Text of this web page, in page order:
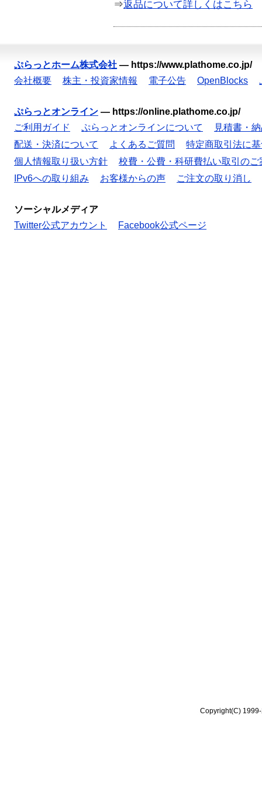
⇒返品について詳しくはこちら
ぷらっとホーム株式会社 — https://www.plathome.co.jp/
会社概要
株主・投資家情報 電子公告 OpenBlocks
ぷらっとオンライン — https://online.plathome.co.jp/
ご利用ガイド
ぷらっとオンラインについて
見積書・
配送・決済について
よくあるご質問
特定商取引法に
個人情報取り扱い方針
校費・公費・科研費払い取引のご
IPv6への取り組み
お客様からの声 ご注文の取り消し
ソーシャルメディア
Twitter公式アカウント
Facebook公式ページ
Copyright(C)